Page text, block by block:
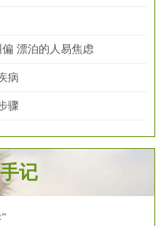
漂泊的人易焦虑
病
骤
记